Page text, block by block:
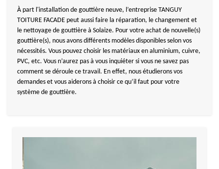
À part l'installation de gouttière neuve, l’entreprise TANGUY
TOITURE FACADE peut aussi faire la réparation, le changement et
le nettoyage de gouttière à Solaize. Pour votre achat de nouvelle(s)
gouttière(s), nous avons différents modèles disponibles selon vos
nécessités. Vous pouvez choisir les matériaux en aluminium, cuivre,
PVC, etc. Vous n’aurez pas à vous inquiéter si vous ne savez pas
comment se déroule ce travail. En effet, nous étudierons vos
demandes et vous aiderons à choisir ce qu’il faut pour votre
système de gouttière.